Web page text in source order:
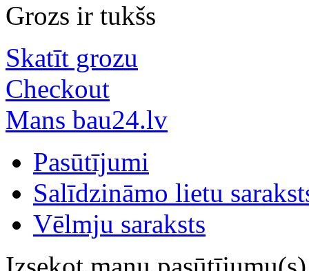
Grozs ir tukšs
Skatīt grozu
Checkout
Mans bau24.lv
Pasūtījumi
Salīdzināmo lietu
Vēlmju saraksts